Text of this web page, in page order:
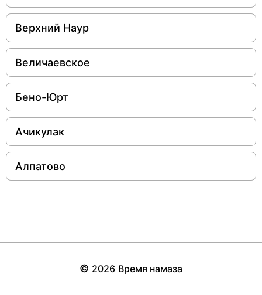
Верхний Наур
Величаевское
Бено-Юрт
Ачикулак
Алпатово
© 2026 Время намаза